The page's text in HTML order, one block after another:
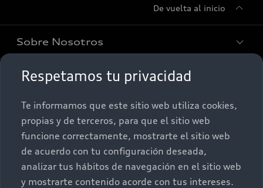
Respetamos tu privacidad
Te informamos que este sitio web utiliza cookies,
propias y de terceros, para que el sitio web
funcione correctamente, mostrarte el sitio web
de acuerdo con tu configuración deseada,
analizar tus hábitos de navegación en el sitio web
y mostrarte contenido acorde con tus intereses.
De vuelta al inicio
Sobre Nosotros
Conócenos
Promociones
Nuestras Promociones
Postventa
Audi Aftersales
Autos Nuevos
Quiero un Audi nuevo
Seminuevos